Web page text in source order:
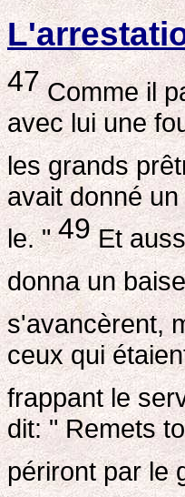
47Comme il
avec lui une
les grands
avait donné
le. "49Et
donna un
s'avancèrent,
ceux qui
frappant le
dit: " Remets
périront par le